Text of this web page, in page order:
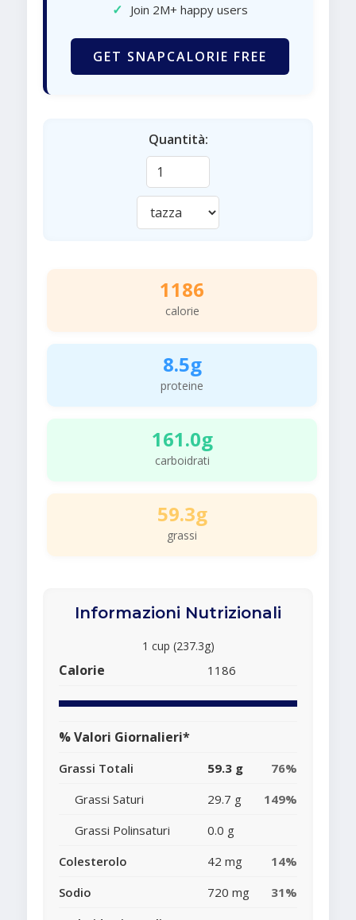
✓ Join 2M+ happy users
GET SNAPCALORIE FREE
Quantità:
1186
calorie
8.5g
proteine
161.0g
carboidrati
59.3g
grassi
Informazioni Nutrizionali
1 cup (237.3g)
Calorie 1186
% Valori Giornalieri*
Grassi Totali 59.3 g
76%
Grassi Saturi
29.7 g
149%
Grassi Polinsaturi
0.0 g
Colesterolo
42 mg
14%
Sodio
720 mg
31%